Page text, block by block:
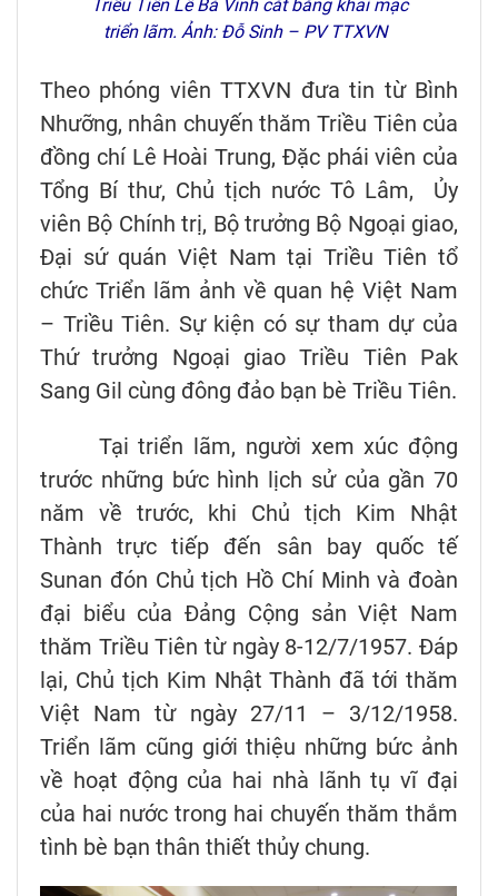
Triều Tiên Lê Bá Vinh cắt băng khai mạc
triển lãm. Ảnh: Đỗ Sinh – PV TTXVN
Theo phóng viên TTXVN đưa tin từ Bình
Nhưỡng, nhân chuyến thăm Triều Tiên của
đồng chí Lê Hoài Trung, Đặc phái viên của
Tổng Bí thư, Chủ tịch nước Tô Lâm, Ủy
viên Bộ Chính trị, Bộ trưởng Bộ Ngoại giao,
Đại sứ quán Việt Nam tại Triều Tiên tổ
chức Triển lãm ảnh về quan hệ Việt Nam
– Triều Tiên. Sự kiện có sự tham dự của
Thứ trưởng Ngoại giao Triều Tiên Pak
Sang Gil cùng đông đảo bạn bè Triều Tiên.
Tại triển lãm, người xem xúc động
trước những bức hình lịch sử của gần 70
năm về trước, khi Chủ tịch Kim Nhật
Thành trực tiếp đến sân bay quốc tế
Sunan đón Chủ tịch Hồ Chí Minh và đoàn
đại biểu của Đảng Cộng sản Việt Nam
thăm Triều Tiên từ ngày 8-12/7/1957. Đáp
lại, Chủ tịch Kim Nhật Thành đã tới thăm
Việt Nam từ ngày 27/11 – 3/12/1958.
Triển lãm cũng giới thiệu những bức ảnh
về hoạt động của hai nhà lãnh tụ vĩ đại
của hai nước trong hai chuyến thăm thắm
tình bè bạn thân thiết thủy chung.